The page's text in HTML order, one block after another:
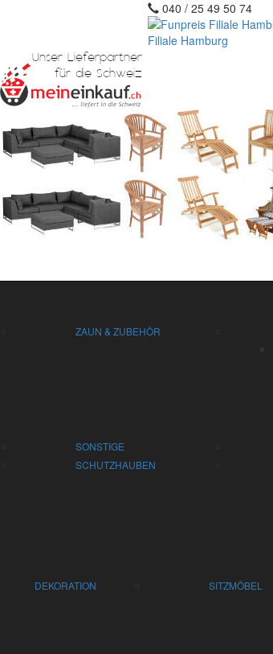
040 / 25 49 50 74
Filiale Hamburg
ZAUN & ZUBEHÖR
SONSTIGE
SCHUTZHAUBEN
DEKORATION SITZMÖBEL